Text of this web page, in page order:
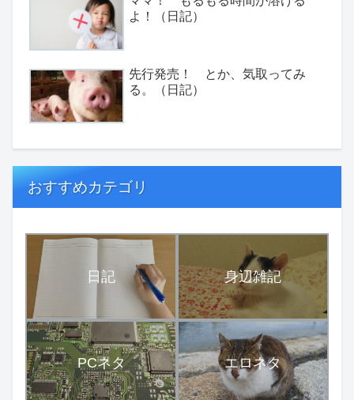
よ！（日記）
先行発売！ とか、気取ってみ
る。（日記）
おすすめカテゴリ
日記 身辺雑記
PCネタ エロネタ